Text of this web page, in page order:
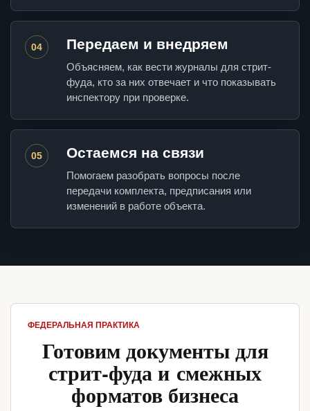
04 Передаем и внедряем
Объясняем, как вести журналы для стрит-
фуда, кто за них отвечает и что показывать
инспектору при проверке.
05 Остаемся на связи
Помогаем разобрать вопросы после
передачи комплекта, предписания или
изменений в работе объекта.
ФЕДЕРАЛЬНАЯ ПРАКТИКА
Готовим документы для
стрит-фуда и смежных
форматов бизнеса